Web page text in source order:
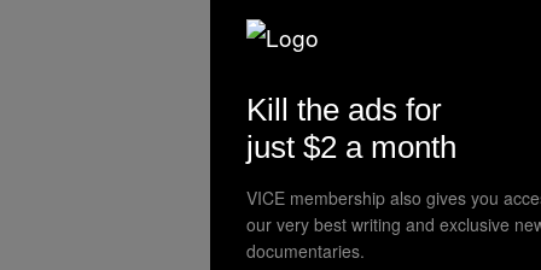
Kill the ads for
just $2 a month
VICE membership also gives you
our very best writing and exclusive
documentaries.